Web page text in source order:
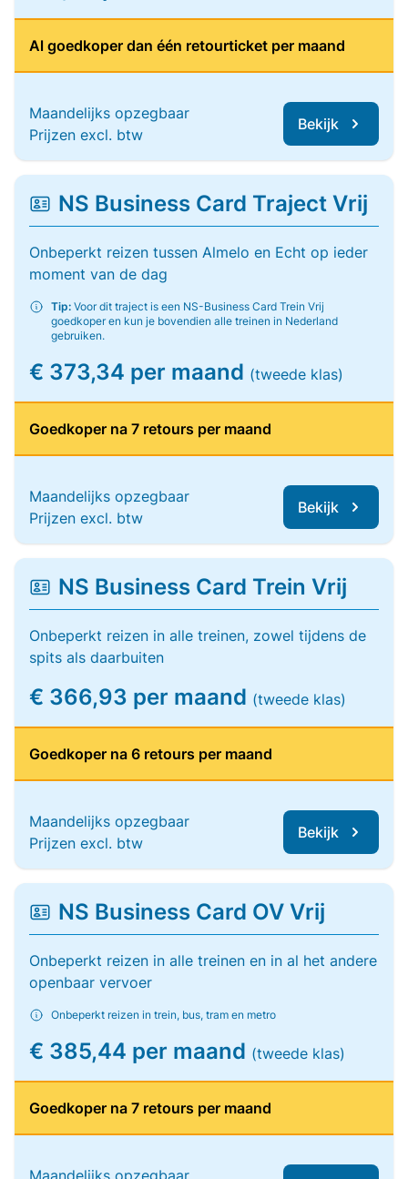
Al goedkoper dan één retourticket per maand
Maandelijks opzegbaar
Prijzen excl. btw
Bekijk
NS Business Card Traject Vrij
Onbeperkt reizen tussen Almelo en Echt op ieder
moment van de dag
Tip: Voor dit traject is een NS-Business Card Trein Vrij
goedkoper en kun je bovendien alle treinen in Nederland
gebruiken.
€ 373,34 per maand (tweede klas)
Goedkoper na 7 retours per maand
Maandelijks opzegbaar
Prijzen excl. btw
Bekijk
NS Business Card Trein Vrij
Onbeperkt reizen in alle treinen, zowel tijdens de
spits als daarbuiten
€ 366,93 per maand (tweede klas)
Goedkoper na 6 retours per maand
Maandelijks opzegbaar
Prijzen excl. btw
Bekijk
NS Business Card OV Vrij
Onbeperkt reizen in alle treinen en in al het andere
openbaar vervoer
Onbeperkt reizen in trein, bus, tram en metro
€ 385,44 per maand (tweede klas)
Goedkoper na 7 retours per maand
Maandelijks opzegbaar